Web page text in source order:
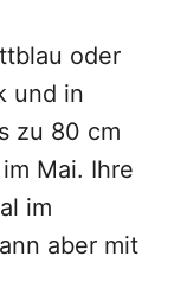
oder
und in
zu 80 cm
Mai. Ihre
im
aber mit